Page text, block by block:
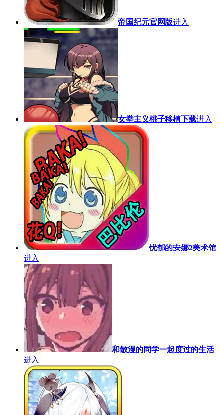
帝国纪元官网版进入
女拳主义桃子移植下载进入
忧郁的安娜2美术馆
进入
和散漫的同学一起度过的生活
进入